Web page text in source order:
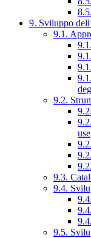
9. Sviluppo
9.1.
9.2.
use
9.3.
9.4.
9.5.